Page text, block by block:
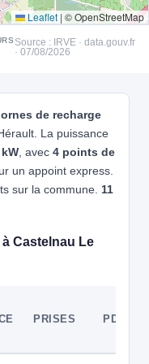
Parking Charles de
5 PDC
gratuite
🏍️ 2 roues
Georges
LE-LEZ
Leaflet | © OpenStreetMap
Source : IRVE · data.gouv.fr
· 07/08/2026
de recharge
La puissance
, avec 4 points de
un appoint express.
sur la commune. 11
Castelnau Le
PRISES PDC